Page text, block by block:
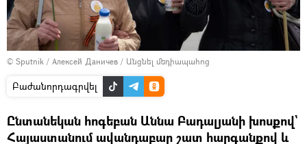
© Sputnik / Алексей Даничев / Անցնել մեդիապահոց
Բաժանորդագրվել
Ընտանեկան հոգեբան Աննա Բադալյանի խոսքով`
Հայաստանում ավանդաբար շատ հարգանքով և